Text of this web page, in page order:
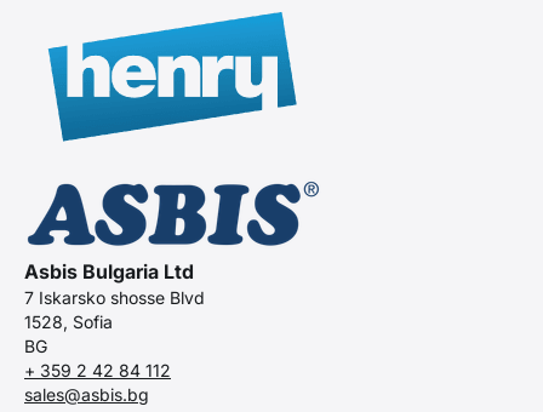
Asbis Bulgaria Ltd
7 Iskarsko shosse Blvd
1528, Sofia
BG
+ 359 2 42 84 112
sales@asbis.bg